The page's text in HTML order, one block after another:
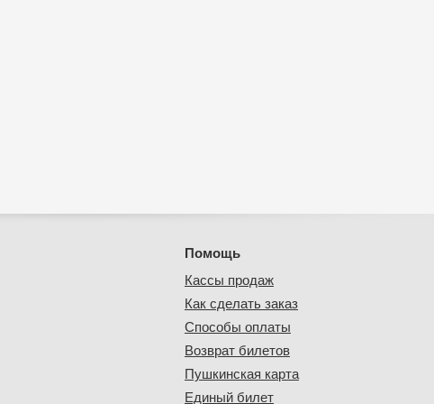
Помощь
Кассы продаж
Как сделать заказ
Способы оплаты
Возврат билетов
Пушкинская карта
Единый билет